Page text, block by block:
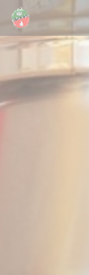
クッキー利用の管理について